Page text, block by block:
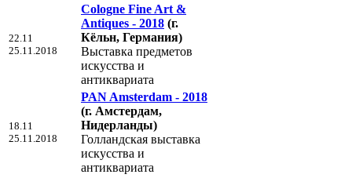
22.11
25.11.2018
Cologne Fine Art &
Antiques - 2018 (г.
Кёльн, Германия)
Выставка предметов
искусства и
антиквариата
18.11
25.11.2018
PAN Amsterdam - 2018
(г. Амстердам,
Нидерланды)
Голландская выставка
искусства и
антиквариата